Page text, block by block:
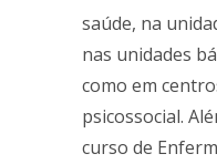
saúde, na
nas unidades
como em
psicossocial.
curso de